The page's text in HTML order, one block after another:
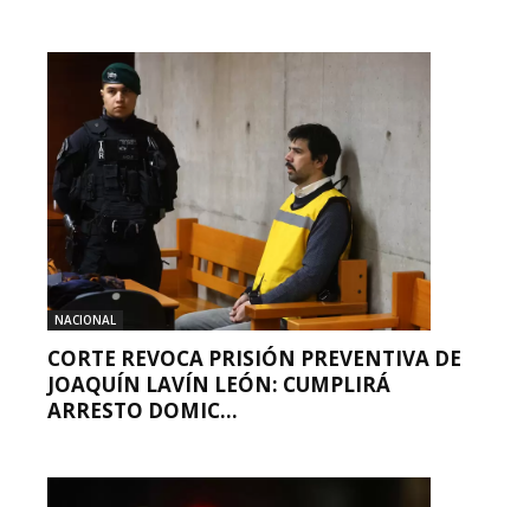
NACIONAL
CORTE REVOCA PRISIÓN PREVENTIVA DE
JOAQUÍN LAVÍN LEÓN: CUMPLIRÁ
ARRESTO DOMIC...